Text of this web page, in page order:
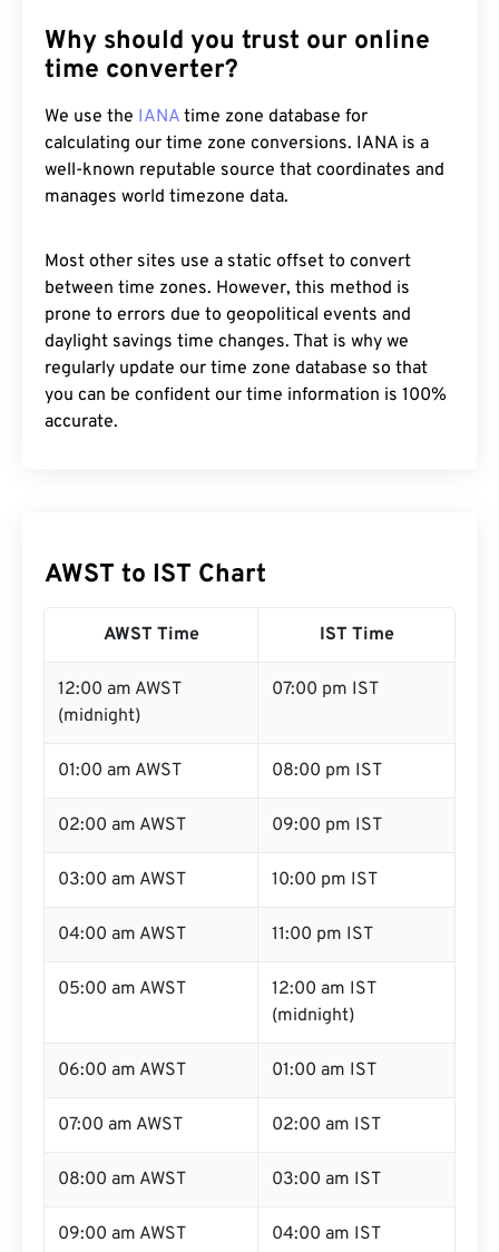
Why should you trust our online
time converter?
We use the IANA time zone database for
calculating our time zone conversions. IANA is a
well-known reputable source that coordinates and
manages world timezone data.
Most other sites use a static offset to convert
between time zones. However, this method is
prone to errors due to geopolitical events and
daylight savings time changes. That is why we
regularly update our time zone database so that
you can be confident our time information is 100%
accurate.
AWST to IST Chart
AWST Time IST Time
12:00 am AWST
(midnight)
07:00 pm IST
01:00 am AWST 08:00 pm IST
02:00 am AWST 09:00 pm IST
03:00 am AWST 10:00 pm IST
04:00 am AWST 11:00 pm IST
05:00 am AWST
12:00 am IST
(midnight)
06:00 am AWST 01:00 am IST
07:00 am AWST 02:00 am IST
08:00 am AWST 03:00 am IST
09:00 am AWST 04:00 am IST